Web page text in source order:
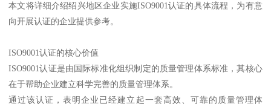
本文将详细介绍绍兴地区企业实施ISO9001认证的具体流程，为有意
向开展认证的企业提供参考。
ISO9001认证的核心价值
ISO9001认证是由国际标准化组织制定的质量管理体系标准，其核心
在于帮助企业建立科学完善的质量管理体系。
通过该认证，表明企业已经建立起一套高效、可靠的质量管理体